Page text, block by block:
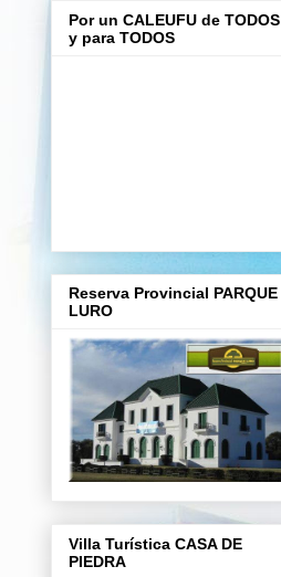
Por un CALEUFU de TODOS
y para TODOS
Reserva Provincial PARQUE
LURO
Villa Turística CASA DE
PIEDRA